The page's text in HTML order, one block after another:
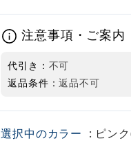
注意事項・ご案内
代引き： 不可
返品条件：返品不可
選択中のカラー : ピン